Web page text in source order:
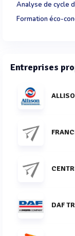
Analyse de cycle
Formation éco-
Entreprises
DAF